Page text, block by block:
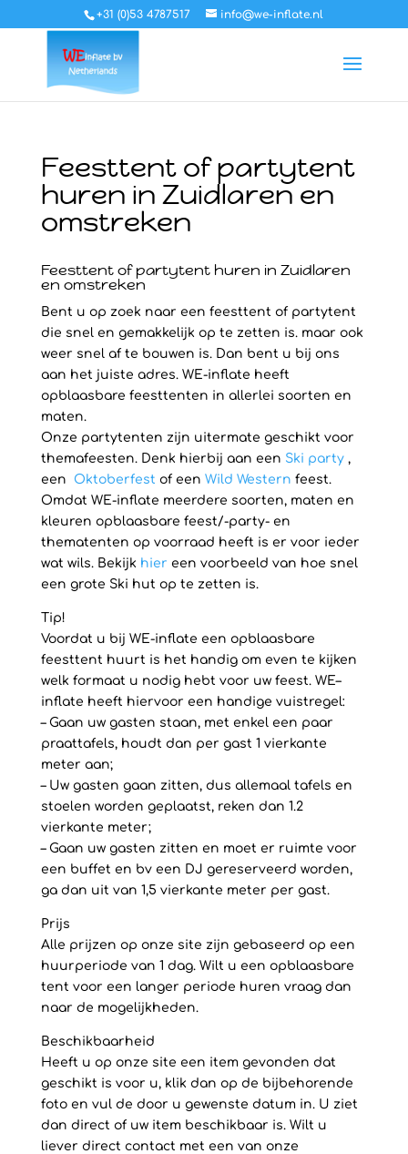
+31 (0)53 4787517 info@we-inflate.nl
Feesttent of partytent
huren in Zuidlaren en
omstreken
Feesttent of partytent huren in Zuidlaren
en omstreken
Bent u op zoek naar een feesttent of partytent
die snel en gemakkelijk op te zetten is. maar ook
weer snel af te bouwen is. Dan bent u bij ons
aan het juiste adres. WE-inflate heeft
opblaasbare feesttenten in allerlei soorten en
maten.
Onze partytenten zijn uitermate geschikt voor
themafeesten. Denk hierbij aan een Ski party,
een Oktoberfest of een Wild Western feest.
Omdat WE-inflate meerdere soorten, maten en
kleuren opblaasbare feest/-party- en
thematenten op voorraad heeft is er voor ieder
wat wils. Bekijk hier een voorbeeld van hoe snel
een grote Ski hut op te zetten is.
Tip!
Voordat u bij WE-inflate een opblaasbare
feesttent huurt is het handig om even te kijken
welk formaat u nodig hebt voor uw feest. WE–
inflate heeft hiervoor een handige vuistregel:
– Gaan uw gasten staan, met enkel een paar
praattafels, houdt dan per gast 1 vierkante
meter aan;
– Uw gasten gaan zitten, dus allemaal tafels en
stoelen worden geplaatst, reken dan 1.2
vierkante meter;
– Gaan uw gasten zitten en moet er ruimte voor
een buffet en bv een DJ gereserveerd worden,
ga dan uit van 1,5 vierkante meter per gast.
Prijs
Alle prijzen op onze site zijn gebaseerd op een
huurperiode van 1 dag. Wilt u een opblaasbare
tent voor een langer periode huren vraag dan
naar de mogelijkheden.
Beschikbaarheid
Heeft u op onze site een item gevonden dat
geschikt is voor u, klik dan op de bijbehorende
foto en vul de door u gewenste datum in. U ziet
dan direct of uw item beschikbaar is. Wilt u
liever direct contact met een van onze